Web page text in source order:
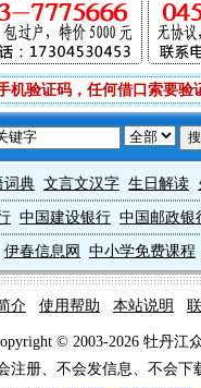
机验证码，任何借口索要
词典 文言文汉字 生日解读
中国建设银行 中国邮政银
伊春信息网 中小学免费课程
介 使用帮助 本站说明
© 2003-2026 牡丹江
注册、不会发信息、不会